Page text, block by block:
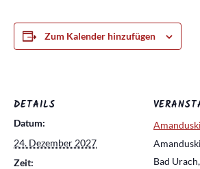
Zum Kalender hinzufügen
DETAILS
Datum:
24. Dezember 2027
Zeit:
Bad Urach,